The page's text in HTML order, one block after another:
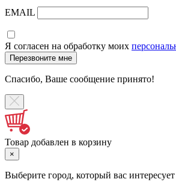
EMAIL
Я согласен на обработку моих
Спасибо, Ваше сообщение принято!
Товар добавлен в корзину
×
Выберите город, который вас интересует